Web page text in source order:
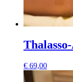
€ 69,00